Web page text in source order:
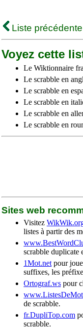
Liste précédente
Voyez cette
Le Wiktionnaire
Le scrabble en
Le scrabble en
Le scrabble en
Le scrabble en
Le scrabble en
Sites web
Visitez
listes à partir des
scrabble duplicate
1Mot.net pour
suffixes, les
Ortograf.ws pour
de scrabble.
fr.DupliTop.com
scrabble.